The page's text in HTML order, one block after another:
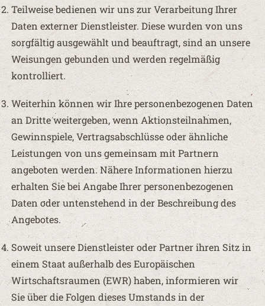
Teilweise bedienen wir uns zur Verarbeitung Ihrer
Daten externer Dienstleister. Diese wurden von uns
sorgfältig ausgewählt und beauftragt, sind an unsere
Weisungen gebunden und werden regelmäßig
kontrolliert.
Weiterhin können wir Ihre personenbezogenen Daten
an Dritte weitergeben, wenn Aktionsteilnahmen,
Gewinnspiele, Vertragsabschlüsse oder ähnliche
Leistungen von uns gemeinsam mit Partnern
angeboten werden. Nähere Informationen hierzu
erhalten Sie bei Angabe Ihrer personenbezogenen
Daten oder untenstehend in der Beschreibung des
Angebotes.
Soweit unsere Dienstleister oder Partner ihren Sitz in
einem Staat außerhalb des Europäischen
Wirtschaftsraumen (EWR) haben, informieren wir
Sie über die Folgen dieses Umstands in der